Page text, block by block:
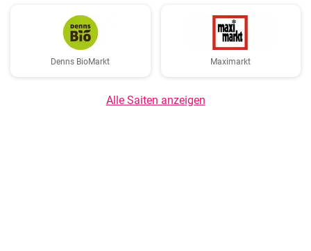
Denns BioMarkt Maximarkt
Alle Saiten anzeigen